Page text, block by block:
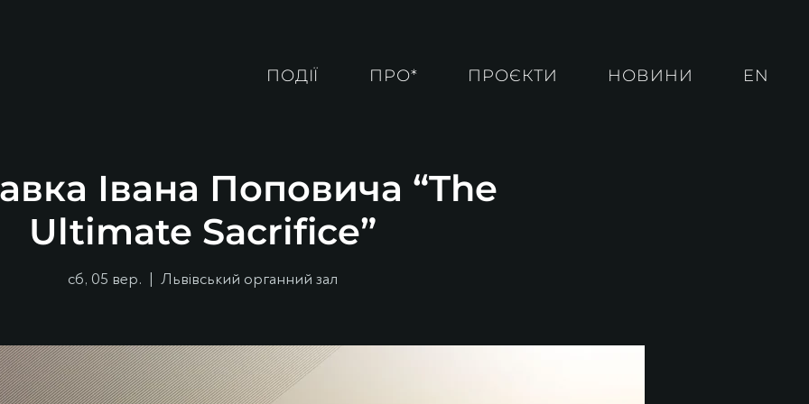
ПОДІЇ ПРО* ПРОЄКТИ НОВИНИ EN
Івана Поповича “The
Ultimate Sacrifice”
сб, 05 вер.
  |
Львівський органний зал